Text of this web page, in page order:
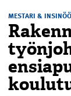
MESTARI &